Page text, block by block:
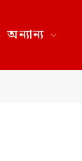
অন্যান্য